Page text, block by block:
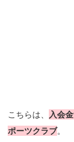
こちらは、 入会
ポーツクラブ。